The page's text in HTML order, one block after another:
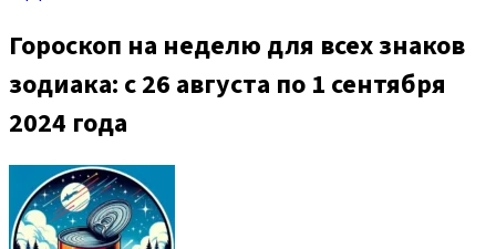
Гороскоп на неделю для всех знаков
зодиака: с 26 августа по 1 сентября
2024 года